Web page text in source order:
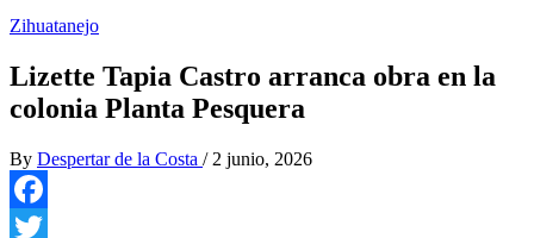
Zihuatanejo
Lizette Tapia Castro arranca obra en la
colonia Planta Pesquera
By Despertar de la Costa / 2 junio, 2026
Facebook